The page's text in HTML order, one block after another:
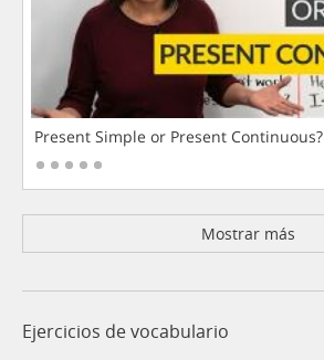
Present Simple or Present Continuous?
Mostrar más
Ejercicios de vocabulario